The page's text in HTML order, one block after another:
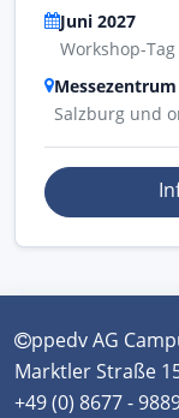
Juni 2027
Workshop-
Salzburg und
ppedv AG
Marktler Straße
+49 (0) 8677 -